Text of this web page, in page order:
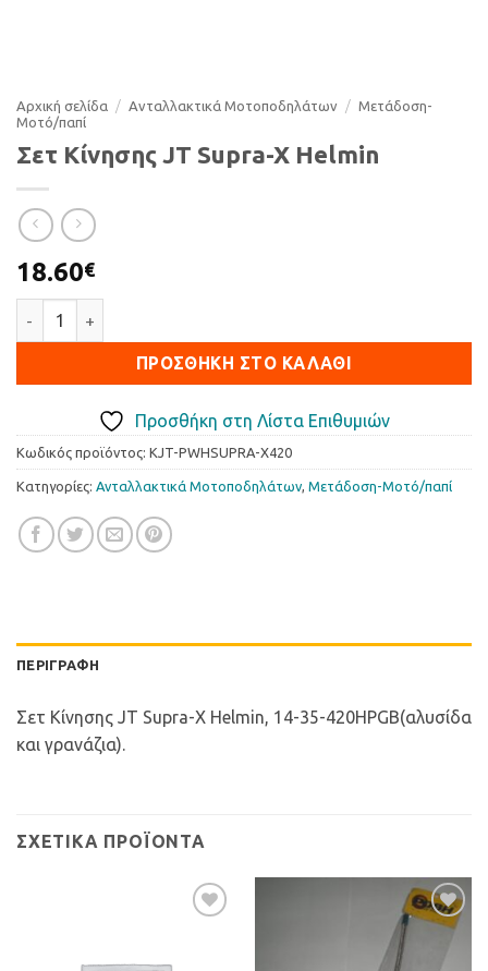
Αρχική σελίδα / Ανταλλακτικά Μοτοποδηλάτων / Μετάδοση-
Μοτό/παπί
Σετ Κίνησης JT Supra-X Helmin
18.60€
ΠΡΟΣΘΉΚΗ ΣΤΟ ΚΑΛΆΘΙ
Προσθήκη στη Λίστα Επιθυμιών
Κωδικός προϊόντος: KJT-PWHSUPRA-X420
Κατηγορίες: Ανταλλακτικά Μοτοποδηλάτων, Μετάδοση-Μοτό/παπί
ΠΕΡΙΓΡΑΦΉ
Σετ Κίνησης JT Supra-X Helmin, 14-35-420HPGB(αλυσίδα
και γρανάζια).
ΣΧΕΤΙΚΆ ΠΡΟΪΌΝΤΑ
Επιθυμιών
Προσθήκη
στη Λίστα
Επιθυμιών